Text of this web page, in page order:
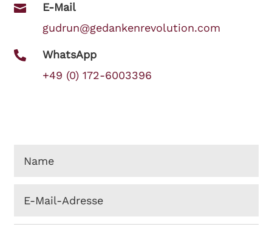

E-Mail
gudrun@gedankenrevolution.com

WhatsApp
+49 (0) 172-6003396